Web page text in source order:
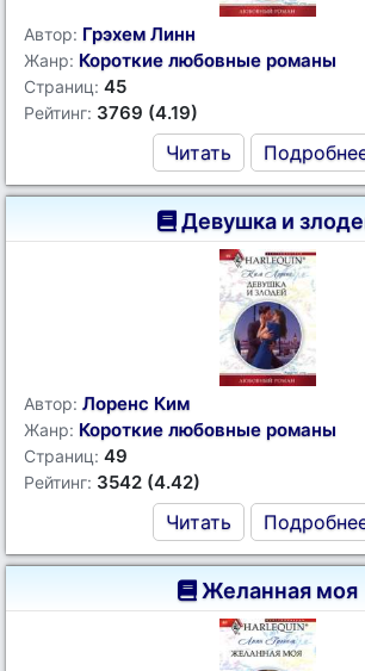
Автор: Грэхем Линн
Жанр: Короткие любовные романы
Страниц: 45
Рейтинг: 3769 (4.19)
Читать
Девушка и
Автор: Лоренс Ким
Жанр: Короткие любовные романы
Страниц: 49
Рейтинг: 3542 (4.42)
Читать
Желанная моя